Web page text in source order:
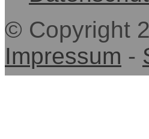
© Copyright
Impressum -